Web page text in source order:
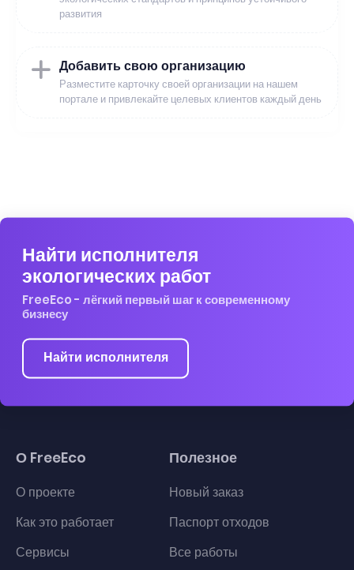
развития
Добавить свою организацию
Разместите карточку своей организации на нашем
портале и привлекайте целевых клиентов каждый день
Найти исполнителя
экологических работ
FreeEco - лёгкий первый шаг к современному
бизнесу
Найти исполнителя
О FreeEco
О проекте
Как это работает
Сервисы
Полезное
Новый заказ
Паспорт отходов
Все работы